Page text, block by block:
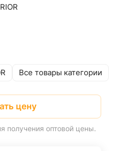
Все товары категории
цену
получения оптовой цены.